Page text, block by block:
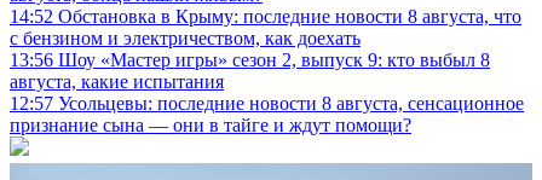
14:52 Обстановка в Крыму: последние новости 8 августа, что
с бензином и электричеством, как доехать
13:56 Шоу «Мастер игры» сезон 2, выпуск 9: кто выбыл 8
августа, какие испытания
12:57 Усольцевы: последние новости 8 августа, сенсационное
признание сына — они в тайге и ждут помощи?